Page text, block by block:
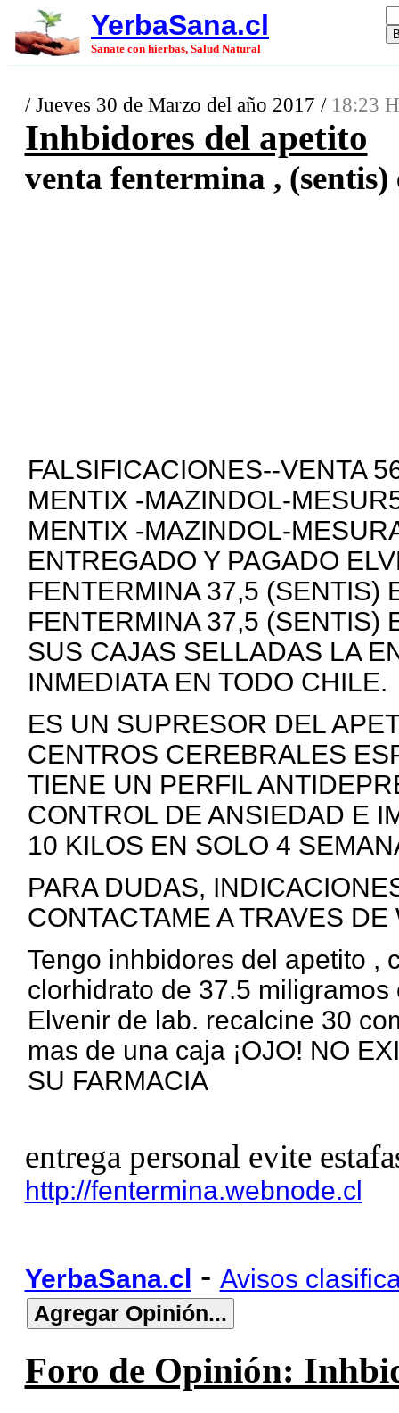
YerbaSana.cl
Sanate con hierbas, Salud Natural
/ Jueves 30 de Marzo del año 2017 / 18:23
Inhbidores del apetito
venta fentermina ,
FALSIFICACIONES--VENTA
MENTIX -MAZINDOL-
MENTIX -MAZINDOL-
ENTREGADO Y PAGADO
FENTERMINA 37,5 (SENTIS)
FENTERMINA 37,5 (SENTIS)
SUS CAJAS SELLADAS LA
INMEDIATA EN TODO CHILE.
ES UN SUPRESOR DEL
CENTROS CEREBRALES
TIENE UN PERFIL
CONTROL DE ANSIEDAD E
10 KILOS EN SOLO 4
PARA DUDAS,
CONTACTAME A TRAVES
Tengo inhbidores del apetito ,
clorhidrato de 37.5
Elvenir de lab. recalcine 30
mas de una caja ¡OJO! NO
SU FARMACIA
entrega personal evite
http://fentermina.webnode.cl
YerbaSana.cl - Avisos
Foro de Opinión: